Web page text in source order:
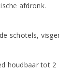
afdronk.
schotels,
houdbaar tot 2